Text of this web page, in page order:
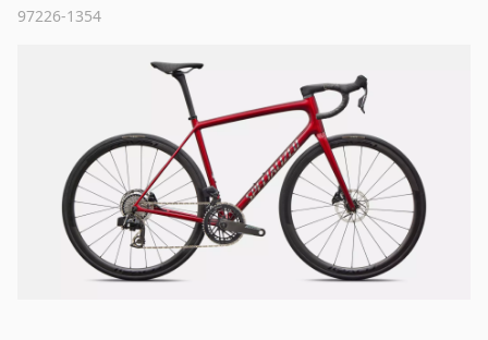
97226-1354
Inloggen
Emailadres*